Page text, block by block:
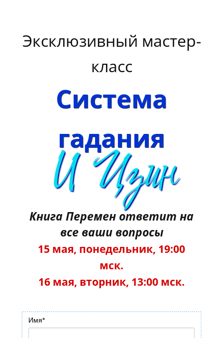
Эксклюзивный мастер-
класс
Система
гадания
И Цзин
Книга Перемен ответит на
все ваши вопросы
15 мая, понедельник, 19:00
мск.
16 мая, вторник, 13:00 мск.
Имя*